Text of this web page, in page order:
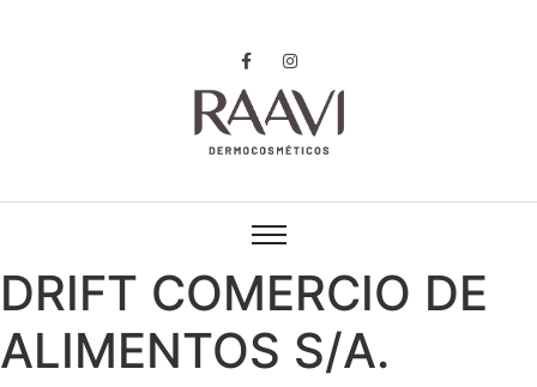
DRIFT COMERCIO DE
ALIMENTOS S/A.